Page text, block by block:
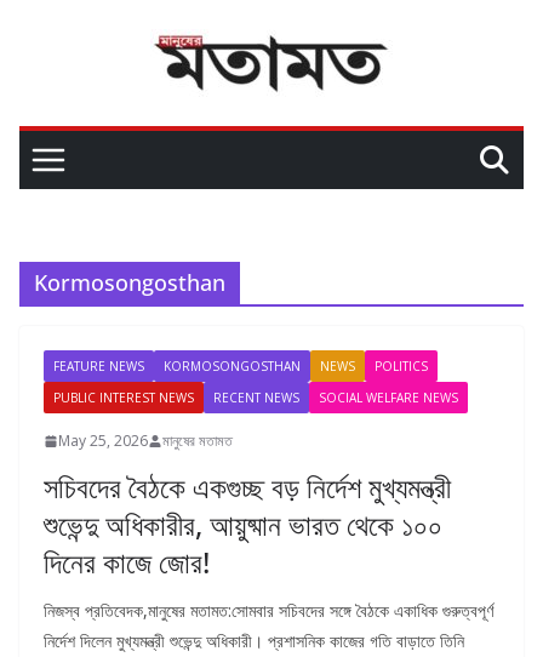
Kormosongosthan
FEATURE NEWS KORMOSONGOSTHAN NEWS
POLITICS
PUBLIC INTEREST NEWS
RECENT NEWS SOCIAL WELFARE NEWS
May 25, 2026 মানুষের মতামত
সচিবদের বৈঠকে একগুচ্ছ বড় নির্দেশ মুখ্যমন্ত্রী
শুভেন্দু অধিকারীর, আয়ুষ্মান ভারত থেকে ১০০
দিনের কাজে জোর!
নিজস্ব প্রতিবেদক,মানুষের মতামত:সোমবার সচিবদের সঙ্গে বৈঠকে একাধিক গুরুত্বপূর্ণ
নির্দেশ দিলেন মুখ্যমন্ত্রী শুভেন্দু অধিকারী। প্রশাসনিক কাজের গতি বাড়াতে তিনি